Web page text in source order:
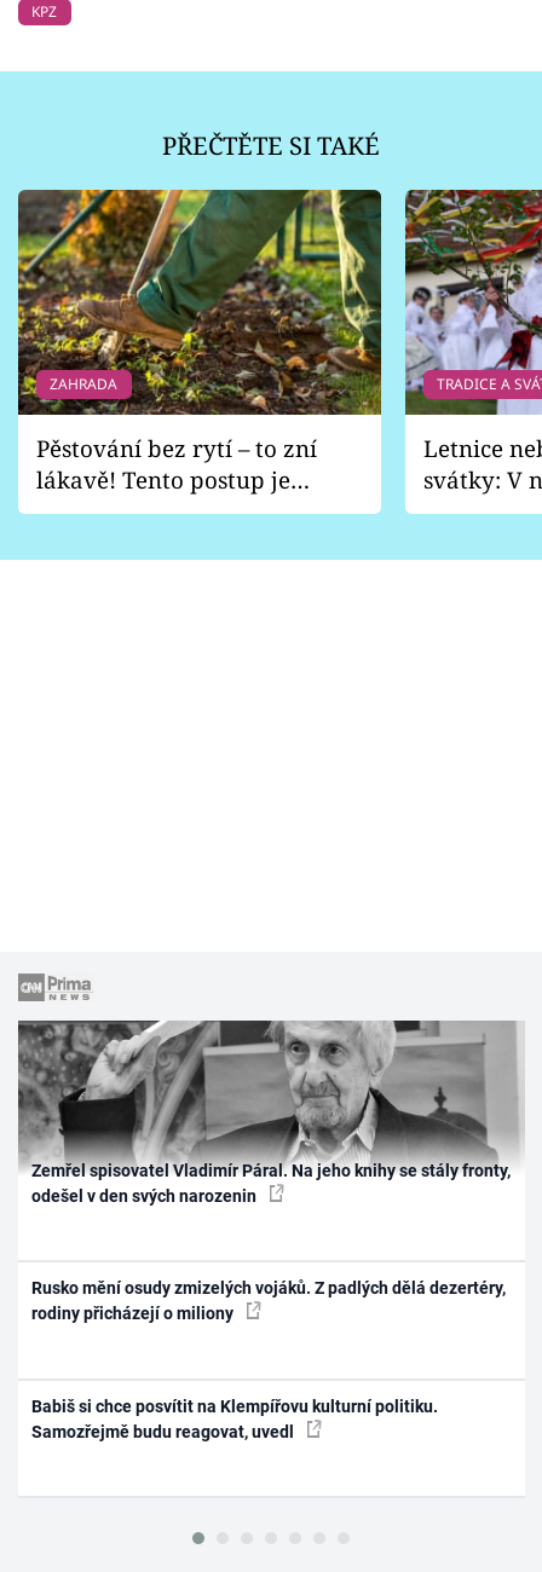
KPZ
PŘEČTĚTE SI TAKÉ
ZAHRADA
Pěstování bez rytí – to zní
lákavě! Tento postup je
vhodný jen pro některé
TRADICE A
Letnice
svátky: V
pondělí
Zemřel spisovatel Vladimír Páral. Na jeho knihy se stály fronty,
odešel v den svých narozenin
Rusko mění osudy zmizelých vojáků. Z padlých dělá dezertéry,
rodiny přicházejí o miliony
Babiš si chce posvítit na Klempířovu kulturní politiku.
Samozřejmě budu reagovat, uvedl